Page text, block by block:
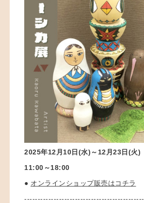
2025年12月10日(水)～12月23日(火)
11:00～18:00
● オンラインショップ販売はコチラ
---------------------------------------------